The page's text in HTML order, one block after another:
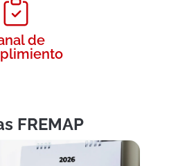
de
FREMAP